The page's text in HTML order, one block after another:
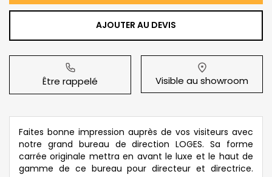
AJOUTER AU DEVIS
Être rappelé Visible au showroom
Faites bonne impression auprès de vos visiteurs avec
notre grand bureau de direction LOGES. Sa forme
carrée originale mettra en avant le luxe et le haut de
gamme de ce bureau pour directeur et directrice.